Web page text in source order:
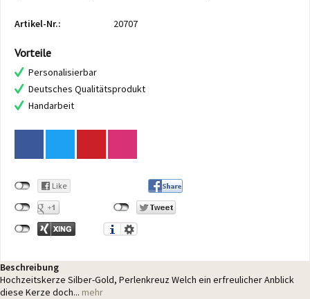
Artikel-Nr.: 20707
Vorteile
Personalisierbar
Deutsches Qualitätsprodukt
Handarbeit
Beschreibung
Hochzeitskerze Silber-Gold, Perlenkreuz Welch ein erfreulicher Anblick
diese Kerze doch... mehr